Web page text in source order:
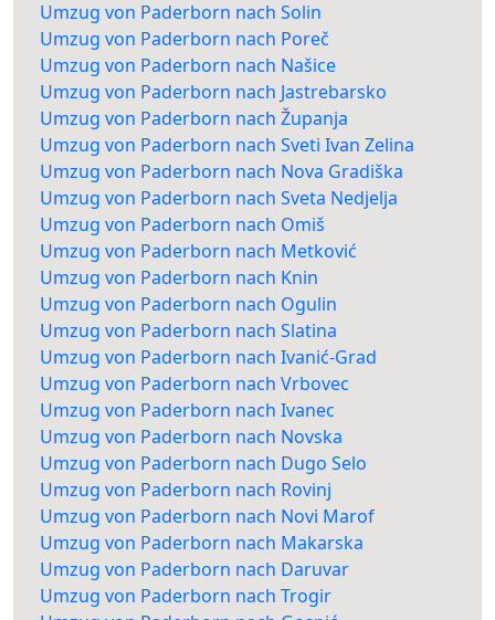
Umzug von Paderborn nach Solin
Umzug von Paderborn nach Poreč
Umzug von Paderborn nach Našice
Umzug von Paderborn nach Jastrebarsko
Umzug von Paderborn nach Županja
Umzug von Paderborn nach Sveti Ivan Zelina
Umzug von Paderborn nach Nova Gradiška
Umzug von Paderborn nach Sveta Nedjelja
Umzug von Paderborn nach Omiš
Umzug von Paderborn nach Metković
Umzug von Paderborn nach Knin
Umzug von Paderborn nach Ogulin
Umzug von Paderborn nach Slatina
Umzug von Paderborn nach Ivanić-Grad
Umzug von Paderborn nach Vrbovec
Umzug von Paderborn nach Ivanec
Umzug von Paderborn nach Novska
Umzug von Paderborn nach Dugo Selo
Umzug von Paderborn nach Rovinj
Umzug von Paderborn nach Novi Marof
Umzug von Paderborn nach Makarska
Umzug von Paderborn nach Daruvar
Umzug von Paderborn nach Trogir